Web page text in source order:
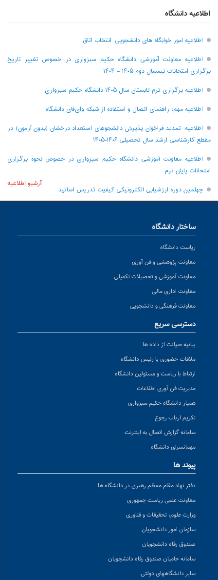
اطلاعیه دانشگاه
اطلاعیه امور خوابگاه های دانشجویی: انتخاب اتاق
اطلاعیه معاونت آموزشی دانشگاه حکیم سبزواری در خصوص تغییر تاریخ
برگزاری امتحانات نیمسال دوم ۱۴۰۵ – ۱۴۰۴
اطلاعیه برگزاری ترم تابستان سال ۱۴۰۵ دانشگاه حکیم سبزواری
اطلاعیه مهم؛ راهنمای اتصال و استفاده از شبکه وای‌فای دانشگاه
اطلاعیه: تمدید فراخوان پذیرش دانشجو‌های استعداد درخشان (بدون آزمون) در
مقطع کارشناسی ارشد سال تحصیلی ۱۴۰۶-۱۴۰۵
اطلاعیه معاونت آموزشی دانشگاه حکیم سبزواری در خصوص نحوه برگزاری
امتحانات پایان ترم
چهلمین دوره ارزشیابی الکترونیکی کیفیت تدریس اساتید
آرشیو اطلاعیه
ساختار دانشگاه
ریاست دانشگاه
معاونت پژوهشی و فن آوری
معاونت آموزشی و تحصیلات تکمیلی
معاونت اداری مالی
معاونت فرهنگی و دانشجویی
دسترسی سریع
بیانیه صیانت از داده ها
ملاقات حضوری با رئیس دانشگاه
ارتباط با ریاست و مسئولین دانشگاه
مدیریت فن آوری اطلاعات
همیار دانشگاه حکیم سبزواری
تکریم ارباب رجوع
سامانه گزارش اتصال به اینترنت
مهمانسرای دانشگاه
پیوند ها
دفتر نهاد مقام معظم رهبری در دانشگاه ها
معاونت علمی ریاست جمهوری
وزارت علوم، تحقیقات و فناوری
سازمان امور دانشجویان
صندوق رفاه دانشجویان
سامانه حامیان صندوق رفاه دانشجویان
سایر دانشگاههای دولتی